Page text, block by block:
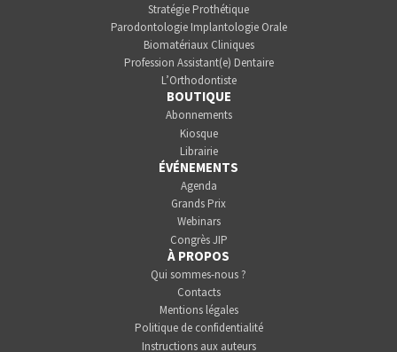
Stratégie Prothétique
Parodontologie Implantologie Orale
Biomatériaux Cliniques
Profession Assistant(e) Dentaire
L’Orthodontiste
BOUTIQUE
Abonnements
Kiosque
Librairie
ÉVÉNEMENTS
Agenda
Grands Prix
Webinars
Congrès JIP
À PROPOS
Qui sommes-nous ?
Contacts
Mentions légales
Politique de confidentialité
Instructions aux auteurs